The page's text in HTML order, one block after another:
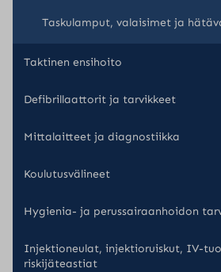
Taskulamput, valaisimet ja
Taktinen ensihoito
Defibrillaattorit ja tarvikkeet
Mittalaitteet ja diagnostiikka
Koulutusvälineet
Hygienia- ja perussairaanhoidon
Injektioneulat, injektioruiskut, IV-
riskijäteastiat